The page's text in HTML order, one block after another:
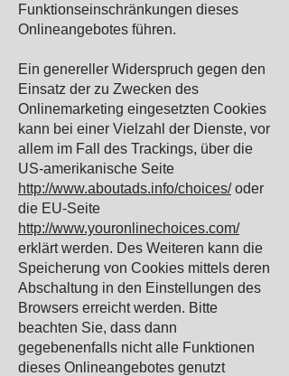
Funktionseinschränkungen dieses
Onlineangebotes führen.
Ein genereller Widerspruch gegen den
Einsatz der zu Zwecken des
Onlinemarketing eingesetzten Cookies
kann bei einer Vielzahl der Dienste, vor
allem im Fall des Trackings, über die
US-amerikanische Seite
http://www.aboutads.info/choices/oder
die EU-Seite
http://www.youronlinechoices.com/
erklärt werden. Des Weiteren kann die
Speicherung von Cookies mittels deren
Abschaltung in den Einstellungen des
Browsers erreicht werden. Bitte
beachten Sie, dass dann
gegebenenfalls nicht alle Funktionen
dieses Onlineangebotes genutzt